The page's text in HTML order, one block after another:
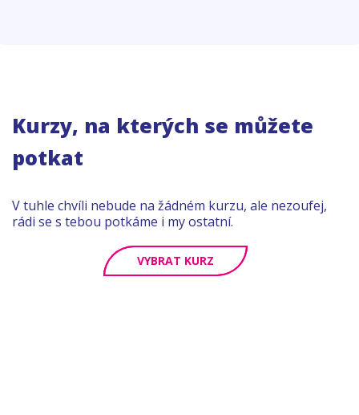
Kurzy, na kterých se můžete
potkat
V tuhle chvíli nebude na žádném kurzu, ale nezoufej,
rádi se s tebou potkáme i my ostatní.
VYBRAT KURZ